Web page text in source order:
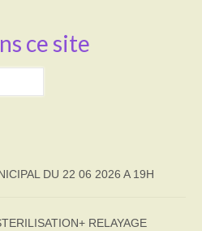
ce site
DU 22 06 2026 A 19H
RELAYAGE